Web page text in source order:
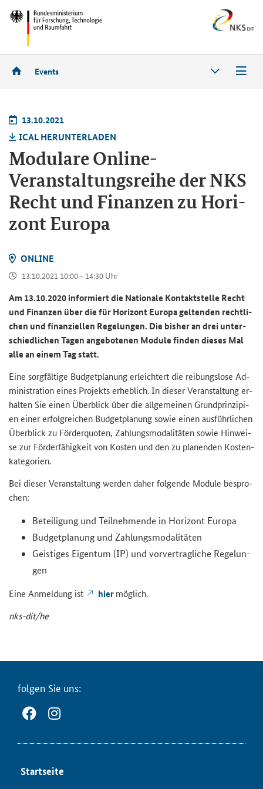
Events
13.10.2021
ICAL HER­UN­TER­LA­DEN
Mo­du­la­re Online-​
Veranstaltungsreihe der NKS
Recht und Fi­nan­zen zu Ho­ri­
zont Eu­ro­pa
ON­LINE
13.10.2021 10:00 - 14:30 Uhr
Am 13.10.2020 in­for­miert die Na­tio­na­le Kon­takt­stel­le Recht
und Fi­nan­zen über die für Ho­ri­zont Eu­ro­pa gel­ten­den recht­li­
chen und fi­nan­zi­el­len Re­ge­lun­gen. Die bis­her an drei un­ter­
schied­li­chen Tagen an­ge­bo­te­nen Mo­du­le fin­den die­ses Mal
alle an einem Tag statt.
Eine sorg­fäl­ti­ge Bud­get­pla­nung er­leich­tert die rei­bungs­lo­se Ad­
mi­nis­tra­ti­on eines Pro­jekts er­heb­lich. In die­ser Ver­an­stal­tung er­
hal­ten Sie einen Über­blick über die all­ge­mei­nen Grund­prin­zi­pi­
en einer er­folg­rei­chen Bud­get­pla­nung sowie einen aus­führ­li­chen
Über­blick zu För­der­quo­ten, Zah­lungs­mo­da­li­tä­ten sowie Hin­wei­
se zur För­der­fä­hig­keit von Kos­ten und den zu pla­nen­den Kos­ten­
ka­te­go­rien.
Bei die­ser Ver­an­stal­tung wer­den daher fol­gen­de Mo­du­le be­spro­
chen:
Be­tei­li­gung und Teil­neh­men­de in Ho­ri­zont Eu­ro­pa
Bud­get­pla­nung und Zah­lungs­mo­da­li­tä­ten
Geis­ti­ges Ei­gen­tum (IP) und vor­ver­trag­li­che Re­ge­lun­
gen
Eine An­mel­dung ist
hiermög­lich.
nks-​dit/he
fol­gen Sie uns:
Start­sei­te